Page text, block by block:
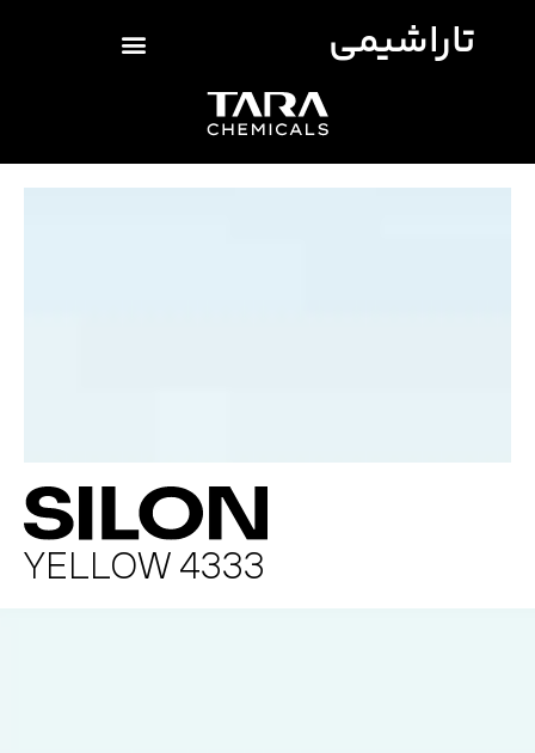
تاراشیمی
YELLOW 4333